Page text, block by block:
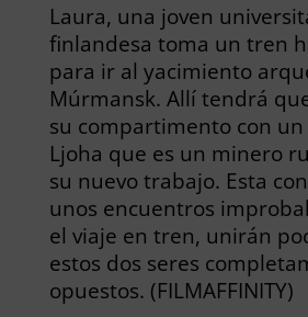
Laura, una joven
finlandesa toma un tren
para ir al yacimiento
Múrmansk. Allí tendrá
su compartimento con un
Ljoha que es un minero
su nuevo trabajo. Esta
unos encuentros
el viaje en tren, unirán
estos dos seres
opuestos. (FILMAFFINITY)